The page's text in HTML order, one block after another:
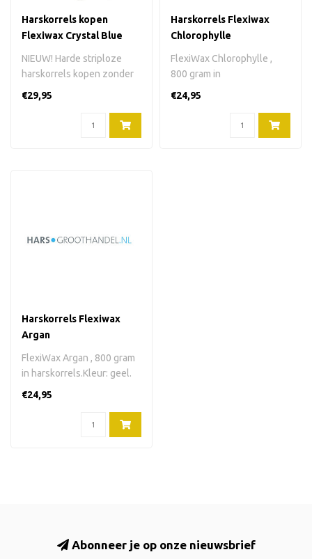
Harskorrels kopen
Flexiwax Crystal Blue
Azulene 800 gram
NIEUW! Harde striploze
harskorrels kopen zonder
zonder ro..
€29,95
Harskorrels Flexiwax
Chlorophylle
FlexiWax Chlorophylle ,
800 gram in
Verpakking: plas..
€24,95
Harskorrels Flexiwax
Argan
FlexiWax Argan , 800 gram
in harskorrels.Kleur: geel.
€24,95
Abonneer je op onze nieuwsbrief